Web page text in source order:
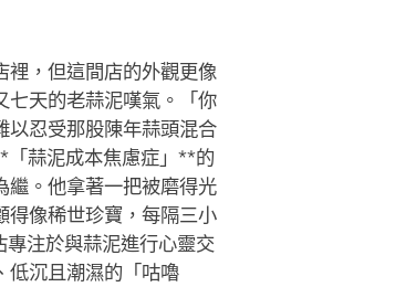
裡，但這間店的外觀更像
七天的老蒜泥嘆氣。「你
以忍受那股陳年蒜頭混合
「蒜泥成本焦慮症」**的
繼。他拿著一把被磨得光
得像稀世珍寶，每隔三小
注於與蒜泥進行心靈交
低沉且潮濕的「咕嚕